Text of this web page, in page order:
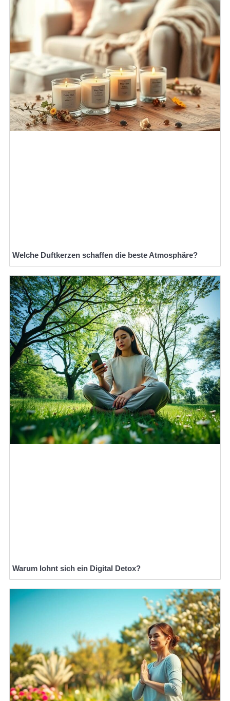
Welche Duftkerzen schaffen die beste Atmosphäre?
Warum lohnt sich ein Digital Detox?